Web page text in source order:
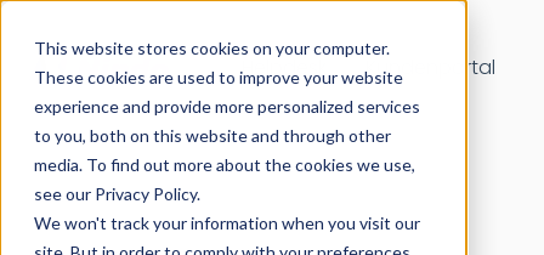
This website stores cookies on your computer.
These cookies are used to improve your website
experience and provide more personalized services
to you, both on this website and through other
media. To find out more about the cookies we use,
see our Privacy Policy.
We won't track your information when you visit our
Helpdesk Kundenportal